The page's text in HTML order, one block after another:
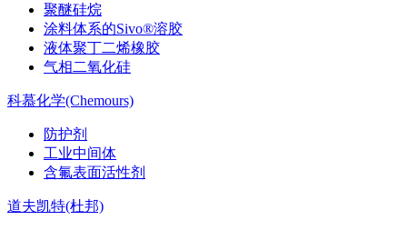
聚醚硅烷
涂料体系的Sivo®溶胶
液体聚丁二烯橡胶
气相二氧化硅
科慕化学(Chemours)
防护剂
工业中间体
含氟表面活性剂
道夫凯特(杜邦)